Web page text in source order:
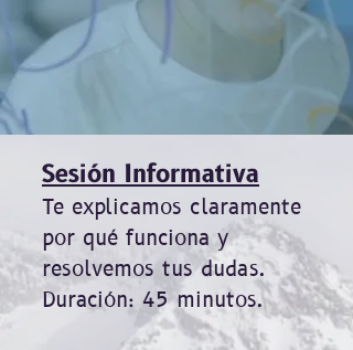
Sesión Informativa
Te explicamos claramente
por qué funciona y
resolvemos tus dudas.
Duración: 45 minutos.